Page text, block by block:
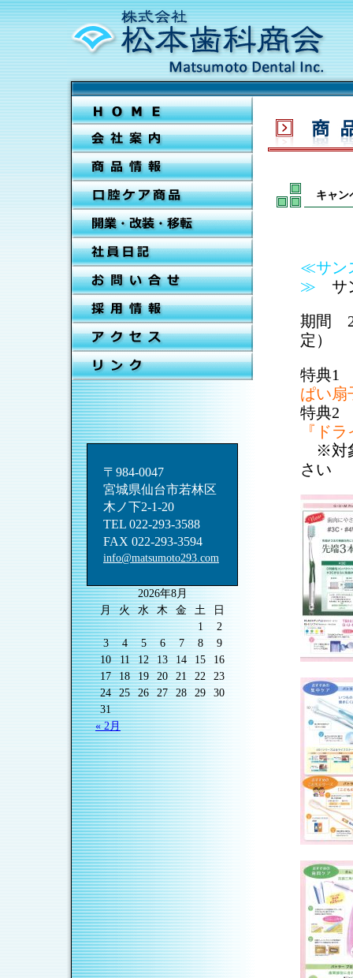
〒984-0047
宮城県仙台市若林区
木ノ下2-1-20
TEL 022-293-3588
FAX 022-293-3594
info@matsumoto293.com
2026年8月
月
火 水 木 金 土
日
1
2
3
4 5 6 7 8
9
10
11 12 13 14 15
16
17
18 19 20 21 22
23
24
25 26 27 28 29
30
31
« 2月
キャン
≪サン
≫ サ
期間
定）
特典1
ぱい扇
特典2
『ド
※対
さい